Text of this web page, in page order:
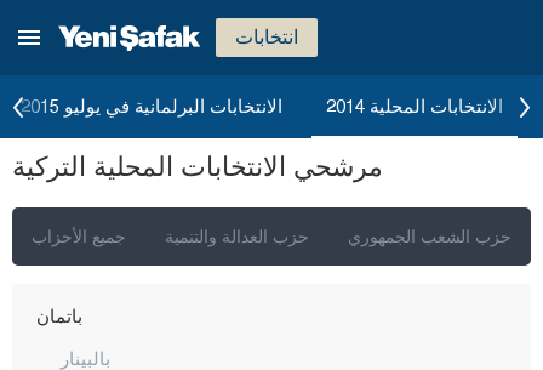
انتخابات
الانتخابات البرلمانية في يوليو 2015 الانتخابات المحلية 2014
مرشحي الانتخابات المحلية التركية
جميع الأحزاب حزب العدالة والتنمية حزب الشعب الجمهوري
أنطاليا
أرداهان
أرتفين
أيدن
بارتين
باتمان
بالبينار